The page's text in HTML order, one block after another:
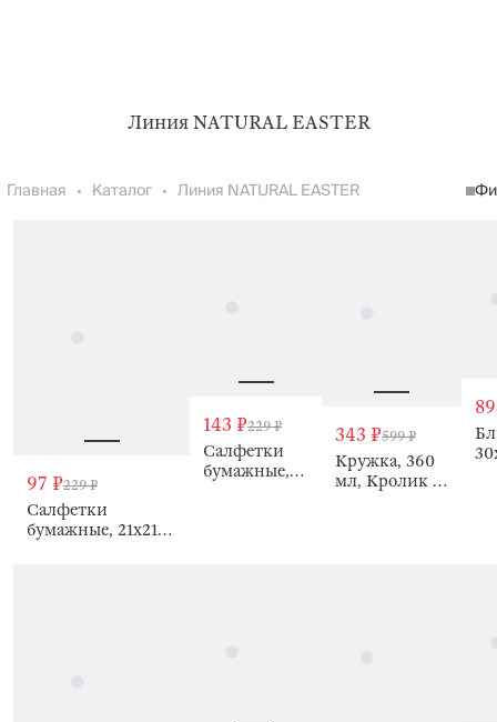
Линия NATURAL EASTER
Главная Каталог Линия NATURAL EASTER
97 ₽229 ₽
Салфетки
бумажные, 21х21
143 ₽229 ₽
Салфетки
бумажные,
343 ₽599 ₽
Кружка, 360
мл, Кролик с